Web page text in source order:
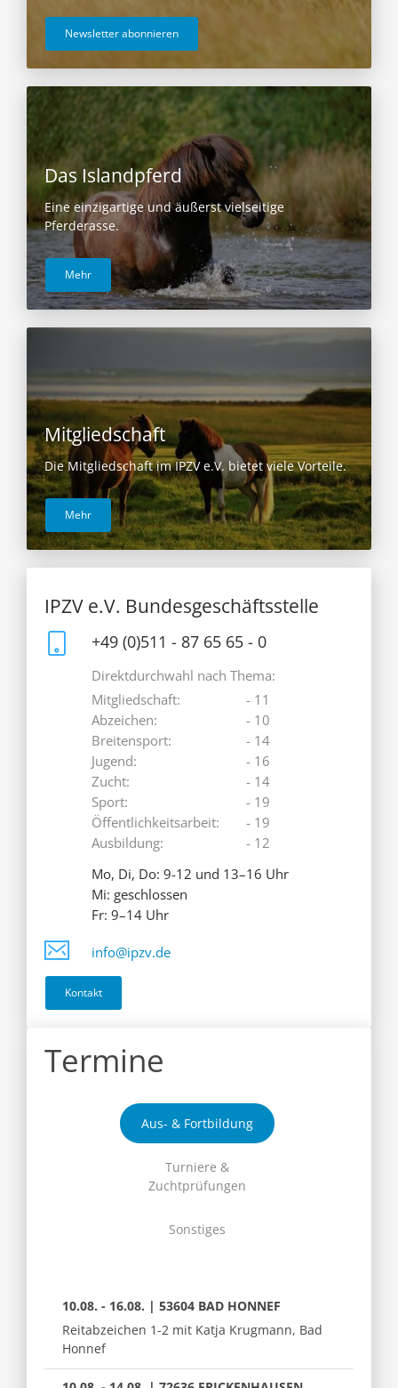
Newsletter abonnieren
Das Islandpferd
Eine einzigartige und äußerst vielseitige
Pferderasse.
Mehr
Mitgliedschaft
Die Mitgliedschaft im IPZV e.V. bietet viele Vorteile.
Mehr
IPZV e.V. Bundesgeschäftsstelle
+49 (0)511 - 87 65 65 - 0
Direktdurchwahl nach Thema:
Mitgliedschaft:
Abzeichen:
Breitensport:
Jugend:
Zucht:
Sport:
Öffentlichkeitsarbeit:
Ausbildung:
- 11
- 10
- 14
- 16
- 14
- 19
- 19
- 12
Mo, Di, Do: 9-12 und 13–16 Uhr
Mi: geschlossen
Fr: 9–14 Uhr
info@ipzv.de
Kontakt
Termine
Aus- & Fortbildung
Turniere &
Zuchtprüfungen
Sonstiges
10.08. - 16.08. | 53604 BAD HONNEF
Reitabzeichen 1-2 mit Katja Krugmann, Bad
Honnef